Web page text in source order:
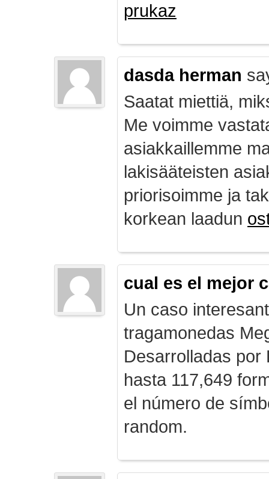
prukaz
dasda herman
Saatat miettiä,
Me voimme
asiakkaillemme
lakisääteisten
priorisoimme ja
korkean laadun
cual es el mejor
Un caso
tragamonedas
Desarrolladas por
hasta 117,649
el número de
random.